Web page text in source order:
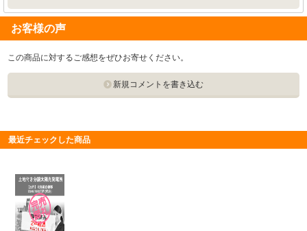
お客様の声
この商品に対するご感想をぜひお寄せください。
新規コメントを書き込む
最近チェックした商品